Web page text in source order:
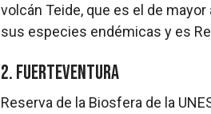
volcán Teide, que es el de
sus especies endémicas y es
2. Fuerteventura
Reserva de la Biosfera de la